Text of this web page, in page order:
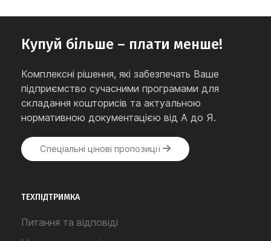
Купуй більше – плати менше!
Комплексні рішення, які забезпечать Ваше
підприємство сучасними програмами для
складання кошторисів та актуальною
нормативною документацією від А до Я.
Спеціальні цінові пропозиції
ТЕХПІДТРИМКА
Питання та відповіді